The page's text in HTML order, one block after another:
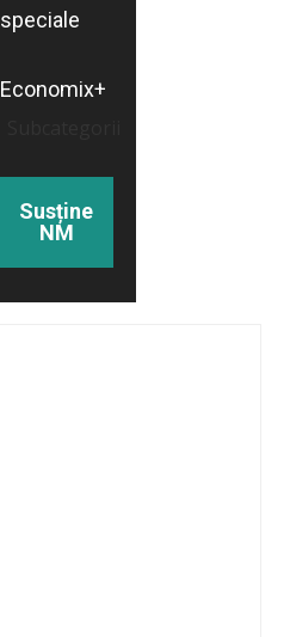
speciale
Economix+
Susține
NM